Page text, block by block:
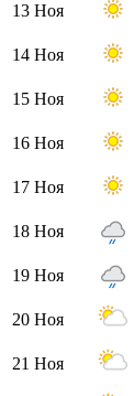
13 Ноя
14 Ноя
15 Ноя
16 Ноя
17 Ноя
18 Ноя
19 Ноя
20 Ноя
21 Ноя